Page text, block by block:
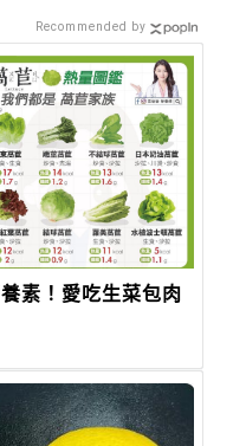
素！愛吃生菜包肉
Recommended by